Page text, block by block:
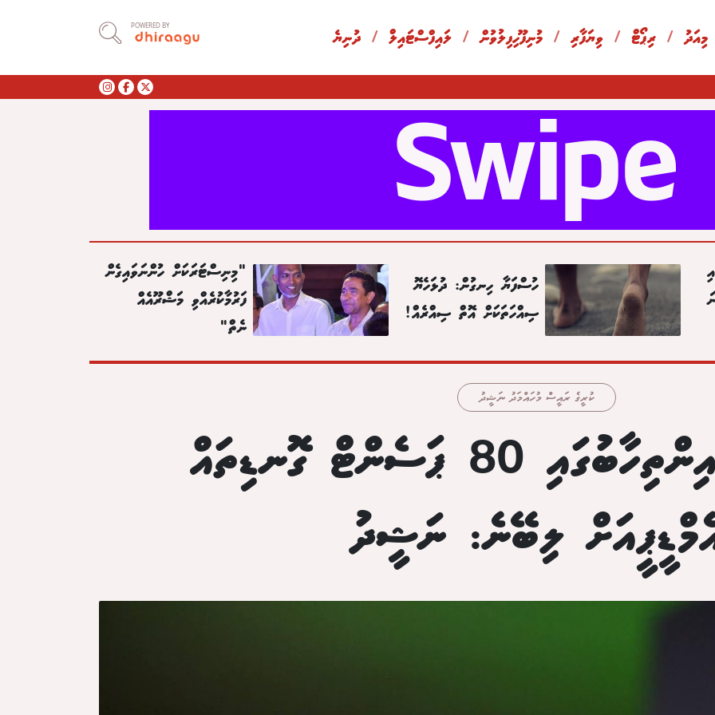
މިއަދު / ރިޕޯޓް / ވިޔަފާރި / މުނިފޫހިފިލުވުން / ލައިފްސްޓައިލް / ދުނިޔެ
POWERED BY
ހުސްފަޔާ ހިނގުން: ދުޅަހެޔޮ
ސިއްހަތަކަށް އޮތް ސިއްރެއް!
"މިނިސްޓަރަކަށް ހުންނަވައިގެން
ފަރުމާކުރެއްވި މަޝްރޫއެއް
ނެތް"
ކުރީގެ ރައީސް މުހައްމަދު ނަޝީދު
ކައުންސިލް އިންތިހާބުގައި 80 ޕަސެންޓް ގޮނޑިތައް
ލިބޭނެ: ނަޝީދު